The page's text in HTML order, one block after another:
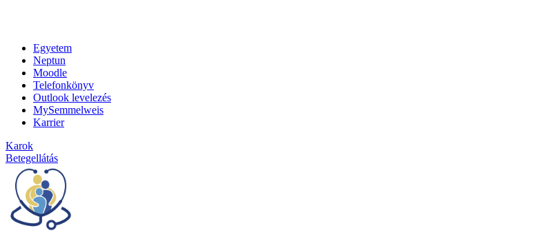
Egyetem
Neptun
Moodle
Telefonkönyv
Outlook levelezés
MySemmelweis
Karrier
Karok
Betegellátás